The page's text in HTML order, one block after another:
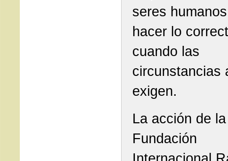
seres
hacer lo
cuando las
circunstancias
exigen.
La acción de la
Fundación